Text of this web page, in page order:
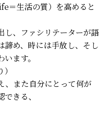
＝生活の質）を高めると
し、ファシリテーターが語
諦め、時には手放し、そし
ます。
、また自分にとって何が
きる、